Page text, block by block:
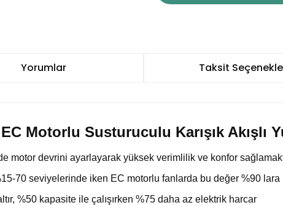
Yorumlar Taksit
Motorlu Susturuculu Karışık Akışlı
motor devrini ayarlayarak yüksek verimlilik ve konfor
70 seviyelerinde iken EC motorlu fanlarda bu değer %90 lara
%50 kapasite ile çalışırken %75 daha az elektrik harcar